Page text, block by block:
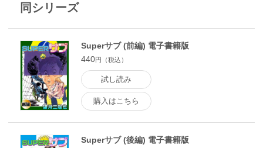
同シリーズ
Superサブ (前編) 電子書籍版
440円（税込）
試し読み
購入はこちら
Superサブ (後編) 電子書籍版